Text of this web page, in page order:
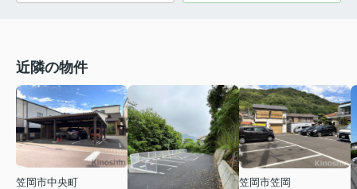
近隣の物件
笠岡市中央町
笠岡市笠岡